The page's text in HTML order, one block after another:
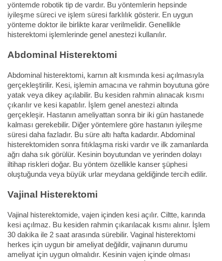
yöntemde robotik tip de vardır. Bu yöntemlerin hepsinde
iyileşme süreci ve işlem süresi farklılık gösterir. En uygun
yönteme doktor ile birlikte karar verilmelidir. Genellikle
histerektomi işlemlerinde genel anestezi kullanılır.
Abdominal Histerektomi
Abdominal histerektomi, karnın alt kısmında kesi açılmasıyla
gerçekleştirilir. Kesi, işlemin amacına ve rahmin boyutuna göre
yatak veya dikey açılabilir. Bu kesiden rahmin alınacak kısmı
çıkarılır ve kesi kapatılır. İşlem genel anestezi altında
gerçekleşir. Hastanın ameliyattan sonra bir iki gün hastanede
kalması gerekebilir. Diğer yöntemlere göre hastanın iyileşme
süresi daha fazladır. Bu süre altı hafta kadardır. Abdominal
histerektomiden sonra fıtıklaşma riski vardır ve ilk zamanlarda
ağrı daha sık görülür. Kesinin boyutundan ve yerinden dolayı
iltihap riskleri doğar. Bu yöntem özellikle kanser şüphesi
oluştuğunda veya büyük urlar meydana geldiğinde tercih edilir.
Vajinal Histerektomi
Vajinal histerektomide, vajen içinden kesi açılır. Ciltte, karında
kesi açılmaz. Bu kesiden rahmin çıkarılacak kısmı alınır. İşlem
30 dakika ile 2 saat arasında sürebilir. Vaginal histerektomi
herkes için uygun bir ameliyat değildir, vajinanın durumu
ameliyat için uygun olmalıdır. Kesinin vajen içinde olması